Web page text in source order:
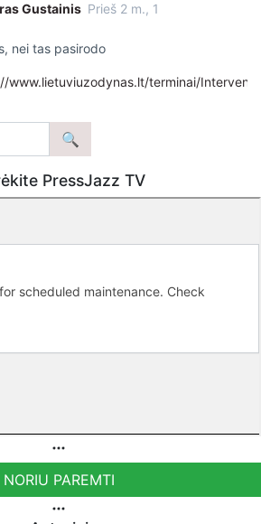
Gustainis Prieš 2 m., 1
nei tas pasirodo
www.lietuviuzodynas.lt/terminai/
PressJazz TV
NORIU PAREMTI